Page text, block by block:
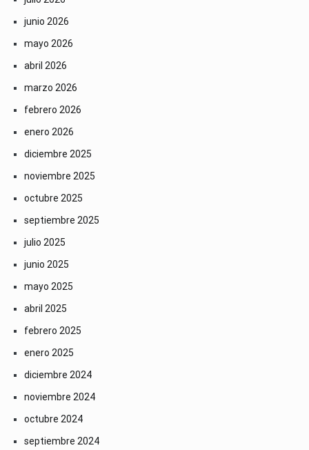
junio 2026
mayo 2026
abril 2026
marzo 2026
febrero 2026
enero 2026
diciembre 2025
noviembre 2025
octubre 2025
septiembre 2025
julio 2025
junio 2025
mayo 2025
abril 2025
febrero 2025
enero 2025
diciembre 2024
noviembre 2024
octubre 2024
septiembre 2024